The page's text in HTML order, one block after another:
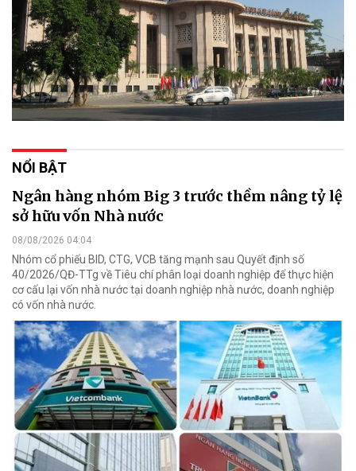
NỔI BẬT
Ngân hàng nhóm Big 3 trước thềm nâng tỷ lệ
sở hữu vốn Nhà nước
08/08/2026 04:04
Nhóm cổ phiếu BID, CTG, VCB tăng mạnh sau Quyết định số
40/2026/QĐ-TTg về Tiêu chí phân loại doanh nghiệp để thực hiện
cơ cấu lại vốn nhà nước tại doanh nghiệp nhà nước, doanh nghiệp
có vốn nhà nước.